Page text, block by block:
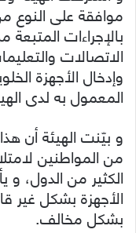
موافقة على النوع
بالإجراءات
الاتصالات
وإدخال الأجهزة
المعمول به لدى
و بيّنت الهيئة أن
من المواطنين
الكثير من الدول، و
الأجهزة بشكل غير
بشكل مخالف.